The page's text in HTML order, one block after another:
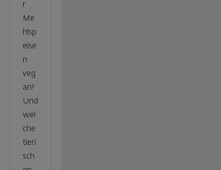
r
Me
hlsp
eise
n
veg
an?
Und
wel
che
tieri
sch